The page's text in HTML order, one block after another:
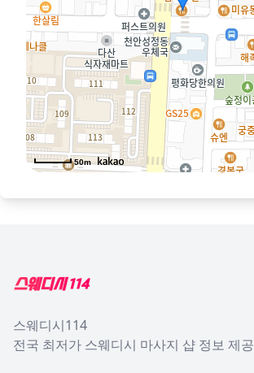
50m
스웨디시114
전국 최저가 스웨디시 마사지 샵 정보 제공